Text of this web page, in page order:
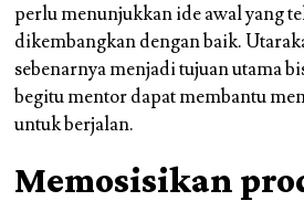
perlu menunjukkan ide awal yang
dikembangkan dengan baik.
sebenarnya menjadi tujuan utama
begitu mentor dapat membantu
untuk berjalan.
Memosisikan